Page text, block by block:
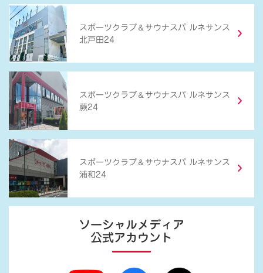
スポーツクラブ ＆ サウナスパ ルネサンス
北戸田24
スポーツクラブ ＆ サウナスパ ルネサンス
蕨24
スポーツクラブ ＆ サウナスパ ルネサンス
浦和24
ソーシャルメディア
公式アカウント